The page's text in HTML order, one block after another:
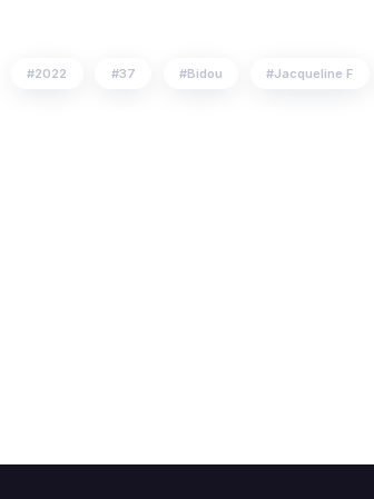
2022 37 Bidou Jacqueline F